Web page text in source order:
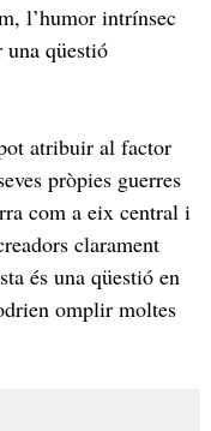
l’humor intrínsec
qüestió
atribuir al factor
pròpies guerres
com a eix central i
clarament
és una qüestió en
omplir moltes